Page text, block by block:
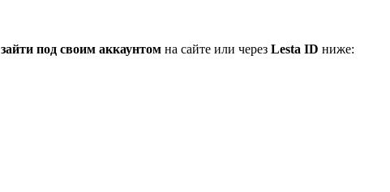
зайти под своим аккаунтом на сайте или через Lesta ID ниже: